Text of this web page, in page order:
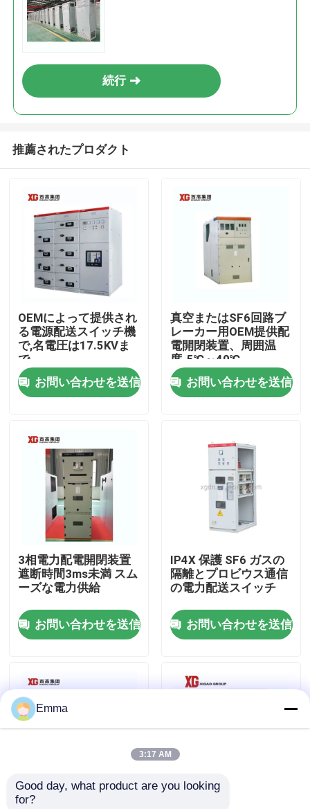
プロダクト
私達について
工場旅行
品質管理
私達に連絡しなさい
空力荷重の壊れ目スイッチ
SF6負荷壊れ目スイッチ
電力配分の開閉装置
続行
推薦されたプロダクト
OEMによって提供され
る電源配送スイッチ機
で,名電圧は17.5KVま
で
お問い合わせを送信
真空またはSF6回路ブ
レーカー用OEM提供配
電開閉装置、周囲温
度-5℃～40℃
お問い合わせを送信
3相電力配電開閉装置
遮断時間3ms未満 スム
ーズな電力供給
お問い合わせを送信
IP4X 保護 SF6 ガスの
隔離とプロビウス通信
の電力配送スイッチ
お問い合わせを送信
高度な遮断器技術を備
Emma
3:17 AM
Good day, what product are you looking
for?